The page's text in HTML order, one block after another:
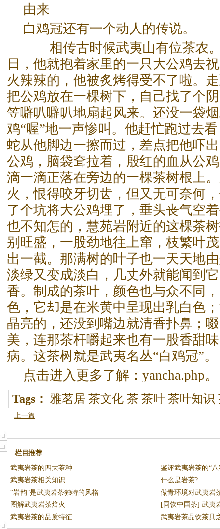
由来
白鸡冠还有一个动人的传说。
相传古时候武夷山有位茶农。
日，他就抱着家里的一只大公鸡去
火辣辣的，他被炙烤得受不了啦。
把公鸡放在一棵树下，自己找了个
笠噼叭噼叭地扇起风来。还没一袋
鸡“喔”地一声惨叫。他赶忙跑过去
蛇从他脚边一擦而过，差点把他吓
公鸡，脑袋耷拉着，殷红的血从公
滴一滴正落在旁边的一棵茶树根上
火，恨得咬牙切齿，但又无可奈何
了个坑将大公鸡埋了，垂头丧气空
也不知怎的，慧苑岩附近的这棵茶
别旺盛，一股劲地往上窜，枝繁叶
出一截。那满树的叶子也一天天地
淡绿又变成淡白，几丈外就能闻到
香。制成的茶叶，颜色也与众不同
色，它却是在米黄中呈现出乳白色
晶亮的，还没到嘴边就清香扑鼻；
美，连那茶杆嚼起来也有一股香甜
病。这茶树就是武夷名丛“白鸡冠”。
点击进入更多了解：yancha.php。
Tags： 雅茗居 茶文化 茶 茶叶 茶叶知识
上一篇
栏目推荐
武夷岩茶的四大茶种
鉴评武夷岩茶的“八
武夷岩茶相关知识
什么是岩茶?
“岩韵”是武夷岩茶独特的风格
做青环境对武夷岩
图解武夷岩茶焙火
[同饮中国茶] 武夷
武夷岩茶的品质特征
武夷岩茶品饮茶具